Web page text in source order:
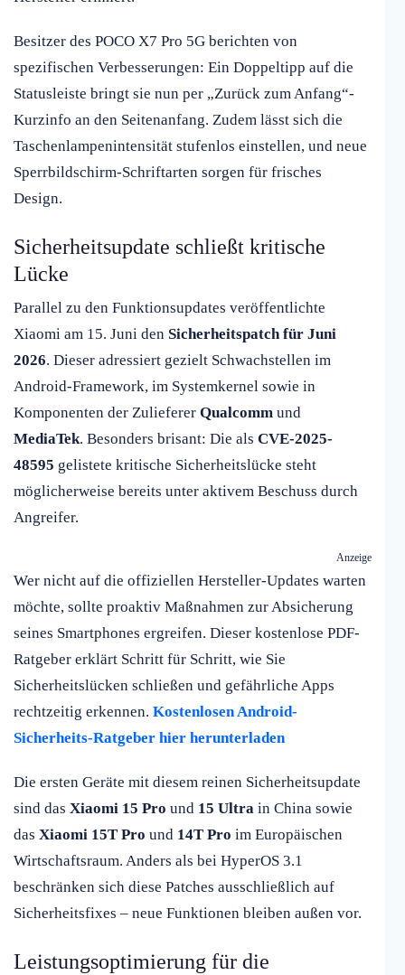
Besitzer des POCO X7 Pro 5G berichten von
spezifischen Verbesserungen: Ein Doppeltipp auf die
Statusleiste bringt sie nun per „Zurück zum Anfang“-
Kurzinfo an den Seitenanfang. Zudem lässt sich die
Taschenlampenintensität stufenlos einstellen, und neue
Sperrbildschirm-Schriftarten sorgen für frisches
Design.
Sicherheitsupdate schließt kritische
Lücke
Parallel zu den Funktionsupdates veröffentlichte
Xiaomi am 15. Juni den Sicherheitspatch für Juni
2026. Dieser adressiert gezielt Schwachstellen im
Android-Framework, im Systemkernel sowie in
Komponenten der Zulieferer Qualcomm und
MediaTek. Besonders brisant: Die als CVE-2025-
48595 gelistete kritische Sicherheitslücke steht
möglicherweise bereits unter aktivem Beschuss durch
Angreifer.
Anzeige
Wer nicht auf die offiziellen Hersteller-Updates warten
möchte, sollte proaktiv Maßnahmen zur Absicherung
seines Smartphones ergreifen. Dieser kostenlose PDF-
Ratgeber erklärt Schritt für Schritt, wie Sie
Sicherheitslücken schließen und gefährliche Apps
rechtzeitig erkennen. Kostenlosen Android-
Sicherheits-Ratgeber hier herunterladen
Die ersten Geräte mit diesem reinen Sicherheitsupdate
sind das Xiaomi 15 Pro und 15 Ultra in China sowie
das Xiaomi 15T Pro und 14T Pro im Europäischen
Wirtschaftsraum. Anders als bei HyperOS 3.1
beschränken sich diese Patches ausschließlich auf
Sicherheitsfixes – neue Funktionen bleiben außen vor.
Leistungsoptimierung für die